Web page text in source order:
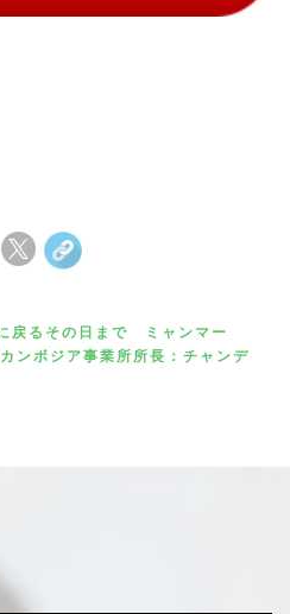
戻るその日まで ミャンマー
ンボジア事業所所長：チャンデ